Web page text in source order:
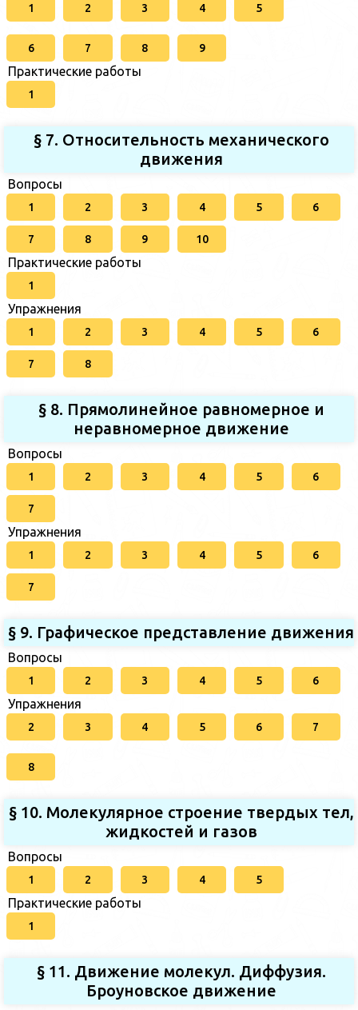
1 2 3 4 5
6 7 8 9
Практические работы
1
§ 7. Относительность механического
движения
Вопросы
1 2 3 4 5 6
7 8 9 10
Практические работы
1
Упражнения
1 2 3 4 5 6
7 8
§ 8. Прямолинейное равномерное и
неравномерное движение
Вопросы
1 2 3 4 5 6
7
Упражнения
1 2 3 4 5 6
7
§ 9. Графическое представление движения
Вопросы
1 2 3 4 5 6
Упражнения
2 3 4 5 6 7
8
§ 10. Молекулярное строение твердых тел,
жидкостей и газов
Вопросы
1 2 3 4 5
Практические работы
1
§ 11. Движение молекул. Диффузия.
Броуновское движение